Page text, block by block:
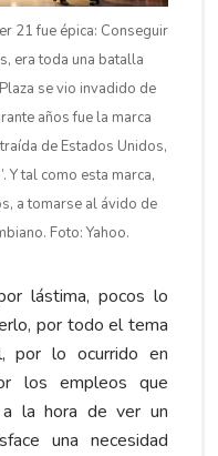
21 fue épica: Conseguir
era toda una batalla
se vio invadido de
años fue la marca
de Estados Unidos,
Y tal como esta marca,
a tomarse al ávido de
Foto: Yahoo.
lástima, pocos lo
por todo el tema
por lo ocurrido en
los empleos que
la hora de ver un
una necesidad